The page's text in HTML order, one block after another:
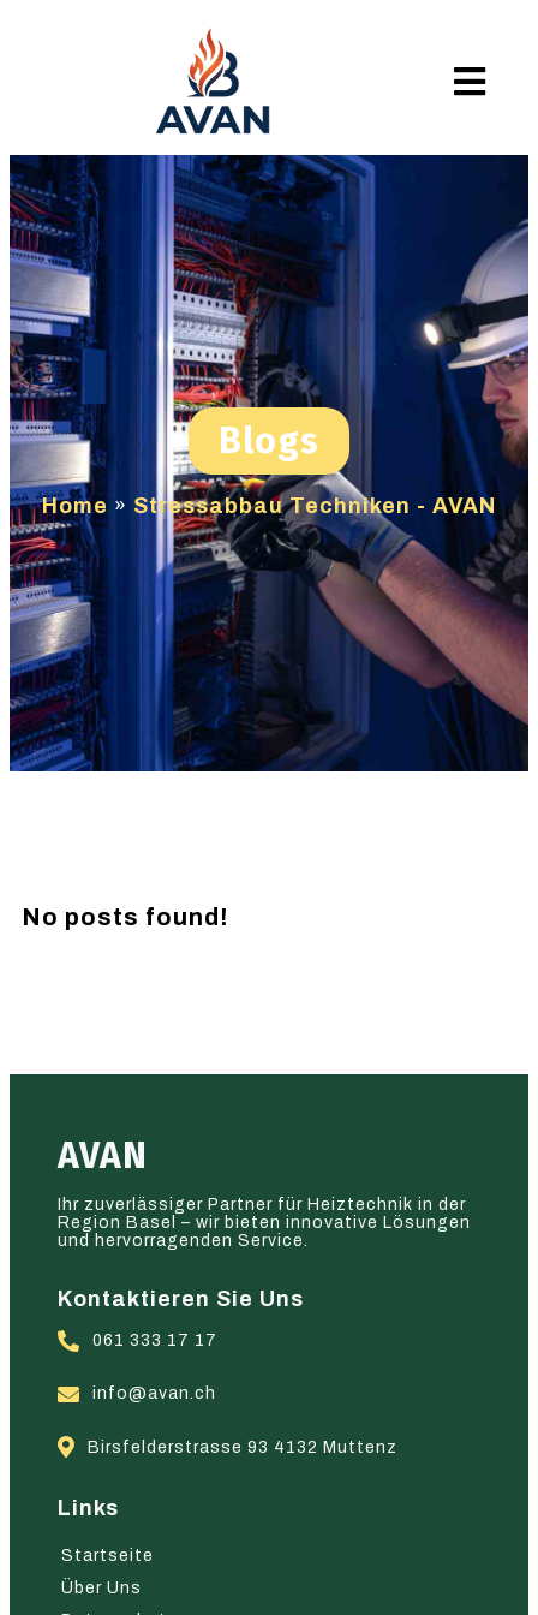
Blogs
Home » Stressabbau Techniken - AVAN
No posts found!
AVAN
Ihr zuverlässiger Partner für Heiztechnik in der
Region Basel – wir bieten innovative Lösungen
und hervorragenden Service.
Kontaktieren Sie Uns
061 333 17 17
info@avan.ch
Birsfelderstrasse 93 4132 Muttenz
Links
Startseite
Über Uns